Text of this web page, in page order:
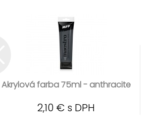
Akrylová farba 75ml - anthracite
2,10 € s DPH